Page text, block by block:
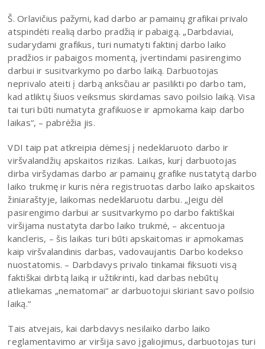
Š. Orlavičius pažymi, kad darbo ar pamainų grafikai privalo
atspindėti realią darbo pradžią ir pabaigą. „Darbdaviai,
sudarydami grafikus, turi numatyti faktinį darbo laiko
pradžios ir pabaigos momentą, įvertindami pasirengimo
darbui ir susitvarkymo po darbo laiką. Darbuotojas
neprivalo ateiti į darbą anksčiau ar pasilikti po darbo tam,
kad atliktų šiuos veiksmus skirdamas savo poilsio laiką. Visa
tai turi būti numatyta grafikuose ir apmokama kaip darbo
laikas“, – pabrėžia jis.
VDI taip pat atkreipia dėmesį į nedeklaruoto darbo ir
viršvalandžių apskaitos rizikas. Laikas, kurį darbuotojas
dirba viršydamas darbo ar pamainų grafike nustatytą darbo
laiko trukmę ir kuris nėra registruotas darbo laiko apskaitos
žiniaraštyje, laikomas nedeklaruotu darbu. „Jeigu dėl
pasirengimo darbui ar susitvarkymo po darbo faktiškai
viršijama nustatyta darbo laiko trukmė, – akcentuoja
kancleris, – šis laikas turi būti apskaitomas ir apmokamas
kaip viršvalandinis darbas, vadovaujantis Darbo kodekso
nuostatomis. – Darbdavys privalo tinkamai fiksuoti visą
faktiškai dirbtą laiką ir užtikrinti, kad darbas nebūtų
atliekamas „nematomai“ ar darbuotojui skiriant savo poilsio
laiką.“
Tais atvejais, kai darbdavys nesilaiko darbo laiko
reglamentavimo ar viršija savo įgaliojimus, darbuotojas turi